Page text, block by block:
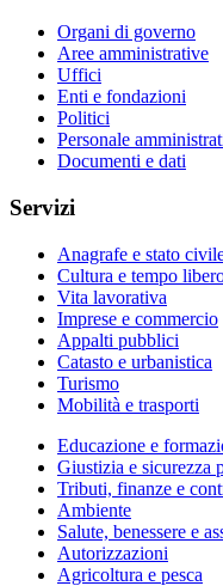
Organi di governo
Aree amministrative
Uffici
Enti e fondazioni
Politici
Personale
Documenti e dati
Servizi
Anagrafe e stato
Cultura e tempo
Vita lavorativa
Imprese e commercio
Appalti pubblici
Catasto e urbanistica
Turismo
Mobilità e trasporti
Educazione e
Giustizia e sicurezza
Tributi, finanze e
Ambiente
Salute, benessere e
Autorizzazioni
Agricoltura e pesca